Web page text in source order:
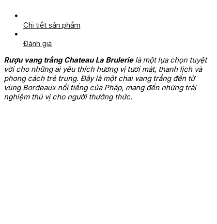
Chi tiết sản phẩm
Đánh giá
Rượu vang trắng Chateau La Brulerielà một lựa chọn tuyệt
vời cho những ai yêu thích hương vị tươi mát, thanh lịch và
phong cách trẻ trung. Đây là một chai vang trắng đến từ
vùng Bordeaux nổi tiếng của Pháp, mang đến những trải
nghiệm thú vị cho người thưởng thức.